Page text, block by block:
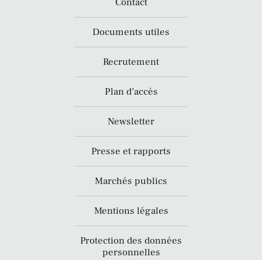
Documents utiles
Recrutement
Plan d’accès
Newsletter
Presse et rapports
Marchés publics
Mentions légales
Protection des données
personnelles